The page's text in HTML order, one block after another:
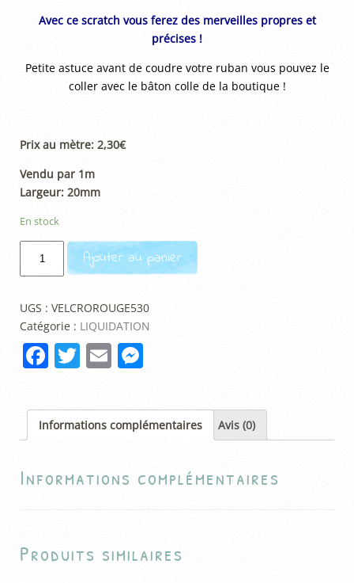
Avec ce scratch vous ferez des merveilles propres et
précises !
Petite astuce avant de coudre votre ruban vous pouvez le
coller avec le bâton colle de la boutique !
Prix au mètre: 2,30€
Vendu par 1m
Largeur: 20mm
En stock
de
la
marque
Velcro
rouge
Ajouter au panier
UGS : VELCROROUGE530
Catégorie : LIQUIDATION
F
a
c
e
o
o
T
w
itt
er
E
m
ai
l
ss
e
g
er
Informations complémentaires Avis (0)
Informations complémentaires
Produits similaires